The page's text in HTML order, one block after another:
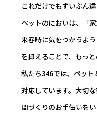
これだけでもずいぶん違
ペットのにおいは、「家
来客時に気をつかうよ
を抑えることで、もっ
私たち346では、ペット
対応しています。大切
間づくりのお手伝いをい